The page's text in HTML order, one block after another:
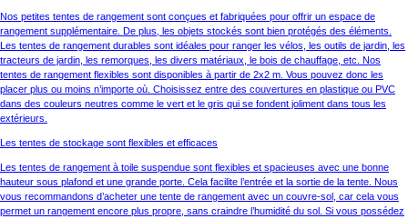
Nos petites tentes de rangement sont conçues et fabriquées pour offrir un espace de
rangement supplémentaire. De plus, les objets stockés sont bien protégés des éléments.
Les tentes de rangement durables sont idéales pour ranger les vélos, les outils de jardin, les
tracteurs de jardin, les remorques, les divers matériaux, le bois de chauffage, etc. Nos
tentes de rangement flexibles sont disponibles à partir de 2x2 m. Vous pouvez donc les
placer plus ou moins n’importe où. Choisissez entre des couvertures en plastique ou PVC
dans des couleurs neutres comme le vert et le gris qui se fondent joliment dans tous les
extérieurs.
Les tentes de stockage sont flexibles et efficaces
Les tentes de rangement à toile suspendue sont flexibles et spacieuses avec une bonne
hauteur sous plafond et une grande porte. Cela facilite l’entrée et la sortie de la tente. Nous
vous recommandons d’acheter une tente de rangement avec un couvre-sol, car cela vous
permet un rangement encore plus propre, sans craindre l’humidité du sol. Si vous possédez